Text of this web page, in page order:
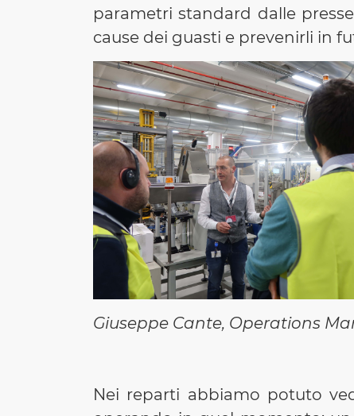
parametri standard dalle
cause dei guasti e prevenirli in
Giuseppe Cante, Operations
Nei reparti abbiamo potuto